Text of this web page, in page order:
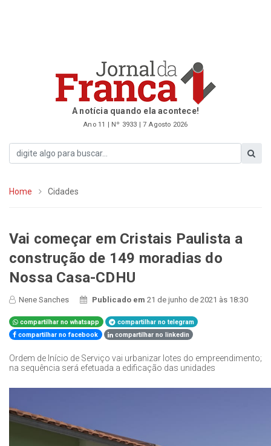
A notícia quando ela acontece!
Ano 11 | Nº 3933 | 7 Agosto 2026
Home Cidades
Vai começar em Cristais Paulista a
construção de 149 moradias do
Nossa Casa-CDHU
Nene Sanches Publicado em21 de junho de 2021 às 18:30
compartilhar no whatsapp
compartilhar no telegram
compartilhar no facebook
compartilhar no linkedin
Ordem de Início de Serviço vai urbanizar lotes do empreendimento;
na sequência será efetuada a edificação das unidades